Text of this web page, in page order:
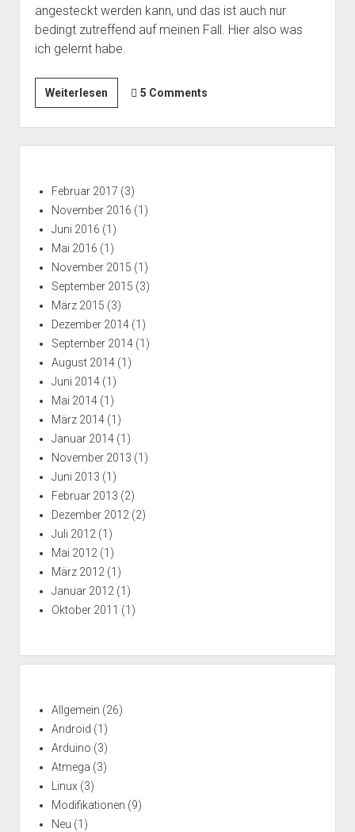
angesteckt werden kann, und das ist auch nur
bedingt zutreffend auf meinen Fall. Hier also was
ich gelernt habe.
WeiterlesenBananaPi
und
LVDS
Notebook
5 Comments
Februar 2017 (3)
November 2016 (1)
Juni 2016 (1)
Mai 2016 (1)
November 2015 (1)
September 2015 (3)
März 2015 (3)
Dezember 2014(1)
September 2014(1)
August 2014(1)
Juni 2014(1)
Mai 2014(1)
März 2014(1)
Januar 2014(1)
November 2013 (1)
Juni 2013 (1)
Februar 2013 (2)
Dezember 2012 (2)
Juli 2012 (1)
Mai 2012 (1)
März 2012 (1)
Januar 2012 (1)
Oktober 2011 (1)
Allgemein (26)
Android (1)
Arduino (3)
Atmega (3)
Linux (3)
Modifikationen (9)
Neu (1)